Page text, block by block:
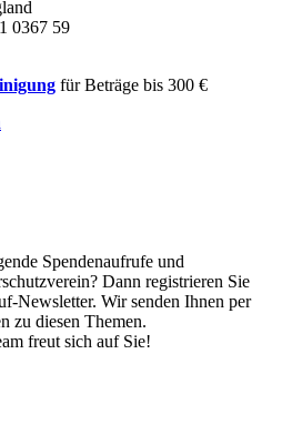
0367 59
für Beträge bis 300 €
Spendenaufrufe und
Dann registrieren Sie
Newsletter. Wir senden Ihnen per
zu diesen Themen.
freut sich auf Sie!